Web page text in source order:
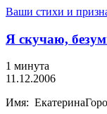
Ваши стихи и
Я скучаю,
1 минута
11.12.2006
Имя: